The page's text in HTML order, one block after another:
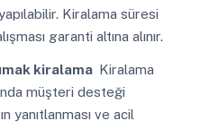
Kiralama süresi
garanti altına alınır.
kiralama Kiralama
müşteri desteği
yanıtlanması ve acil